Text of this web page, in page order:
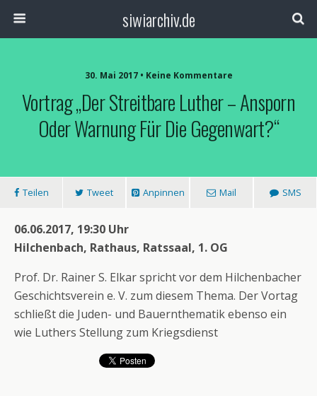
siwiarchiv.de
30. Mai 2017 • Keine Kommentare
Vortrag „Der Streitbare Luther – Ansporn
Oder Warnung Für Die Gegenwart?“
Teilen Tweet Anpinnen Mail SMS
06.06.2017, 19:30 Uhr
Hilchenbach, Rathaus, Ratssaal, 1. OG
Prof. Dr. Rainer S. Elkar spricht vor dem Hilchenbacher
Geschichtsverein e. V. zum diesem Thema. Der Vortag
schließt die Juden- und Bauernthematik ebenso ein
wie Luthers Stellung zum Kriegsdienst